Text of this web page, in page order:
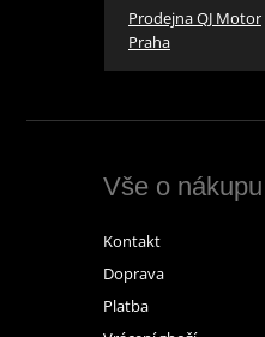
Prodejna QJ Motor
Praha
Vše o nákupu
Kontakt
Doprava
Platba